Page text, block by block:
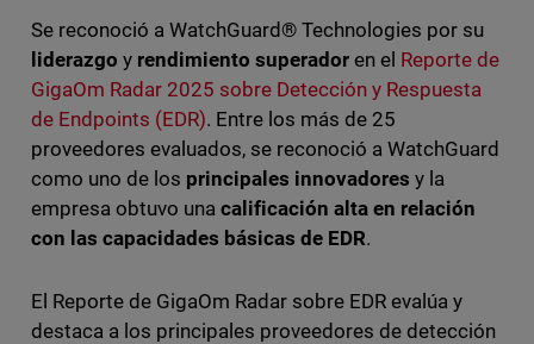
Se reconoció a WatchGuard® Technologies por su
liderazgo y rendimiento superador en el Reporte de
GigaOm Radar 2025 sobre Detección y Respuesta
de Endpoints (EDR). Entre los más de 25
proveedores evaluados, se reconoció a WatchGuard
como uno de los principales innovadoresy la
empresa obtuvo una calificación alta en relación
con las capacidades básicas de EDR.
El Reporte de GigaOm Radar sobre EDR evalúa y
destaca a los principales proveedores de detección